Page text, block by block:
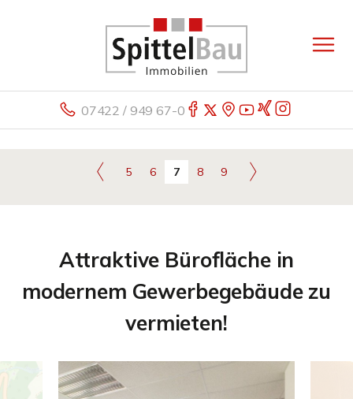
07422 / 949 67-0
5 6 7 8 9
Attraktive Bürofläche in
modernem Gewerbegebäude zu
vermieten!